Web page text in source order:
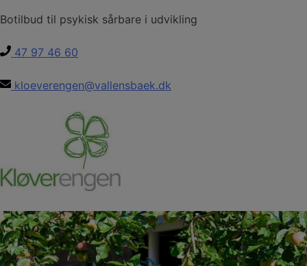
Hop
indholdet
Botilbud til psykisk sårbare i udvikling
47 97 46 60
kloeverengen@vallensbaek.dk